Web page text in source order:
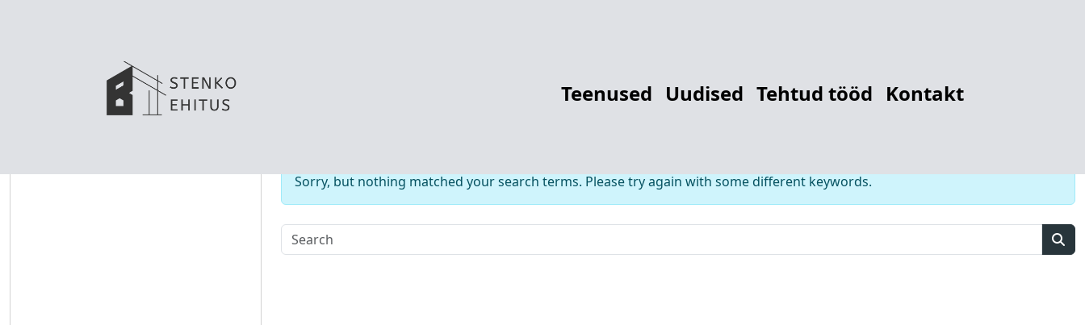
Teenused Uudised Tehtud tööd Kontakt
Nothing Found for1278460831
Sorry, but nothing matched your search terms. Please try again with some different keywords.